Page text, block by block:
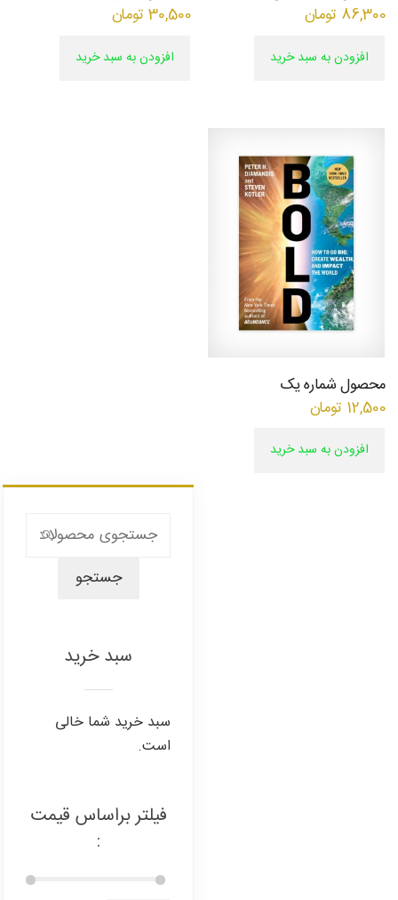
86,300 تومان
افزودن به سبد خرید
30,500 تومان
افزودن به سبد خرید
محصول شماره یک
12,500 تومان
افزودن به سبد خرید
جستجو
برای:
جستجو
سبد خرید
سبد خرید شما خالی
است.
فیلتر براساس قیمت
: